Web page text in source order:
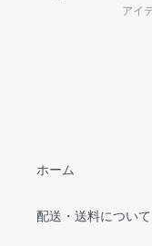
アイ
ホーム
配送・送料について